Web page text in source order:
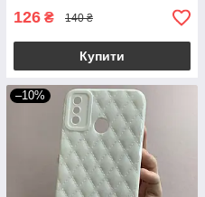
126 ₴ 140 ₴
Купити
–10%